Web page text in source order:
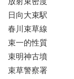
日向大束駅
春川束草線
束一的性質
束明神古墳
束草警察署